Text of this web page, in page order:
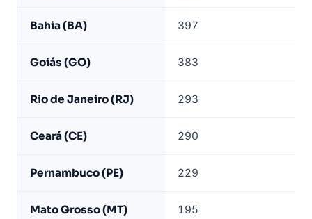
Bahia (BA) 397
Goiás (GO) 383
Rio de Janeiro (RJ) 293
Ceará (CE) 290
Pernambuco (PE) 229
Mato Grosso (MT) 195